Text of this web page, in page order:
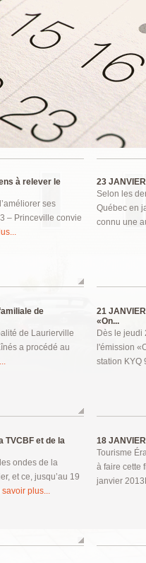
à relever le
ses
– Princeville convie
23
Selon les
Québec en
connu une
de
de Laurierville
a procédé au
21
«On...
Dès le jeudi
l'émission
station KYQ
TVCBF et de la
ondes de la
et ce, jusqu’au 19
savoir plus...
18
Tourisme
à faire cette
janvier